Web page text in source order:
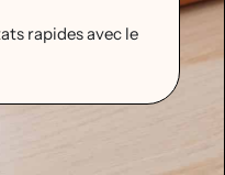
rapides avec le